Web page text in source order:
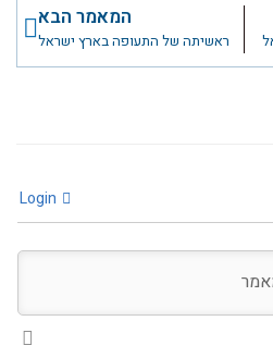
המאמר הבא
ראשיתה של התעופה בארץ ישראל